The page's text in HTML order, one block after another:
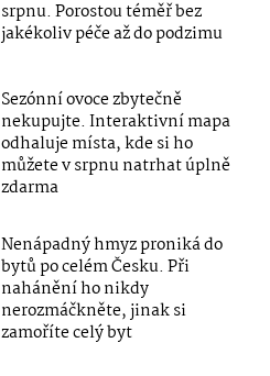
srpnu. Porostou téměř bez
jakékoliv péče až do podzimu
Sezónní ovoce zbytečně
nekupujte. Interaktivní mapa
odhaluje místa, kde si ho
můžete v srpnu natrhat úplně
zdarma
Nenápadný hmyz proniká do
bytů po celém Česku. Při
nahánění ho nikdy
nerozmáčkněte, jinak si
zamoříte celý byt